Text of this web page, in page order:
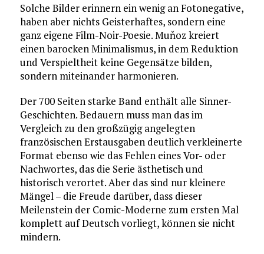
Solche Bilder erinnern ein wenig an Fotonegative,
haben aber nichts Geisterhaftes, sondern eine
ganz eigene Film-Noir-Poesie. Muňoz kreiert
einen barocken Minimalismus, in dem Reduktion
und Verspieltheit keine Gegensätze bilden,
sondern miteinander harmonieren.
Der 700 Seiten starke Band enthält alle Sinner-
Geschichten. Bedauern muss man das im
Vergleich zu den großzügig angelegten
französischen Erstausgaben deutlich verkleinerte
Format ebenso wie das Fehlen eines Vor- oder
Nachwortes, das die Serie ästhetisch und
historisch verortet. Aber das sind nur kleinere
Mängel – die Freude darüber, dass dieser
Meilenstein der Comic-Moderne zum ersten Mal
komplett auf Deutsch vorliegt, können sie nicht
mindern.